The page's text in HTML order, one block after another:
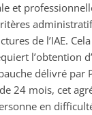
et
de l’IAE.
l’obtention
délivré par
24 mois, cet
en